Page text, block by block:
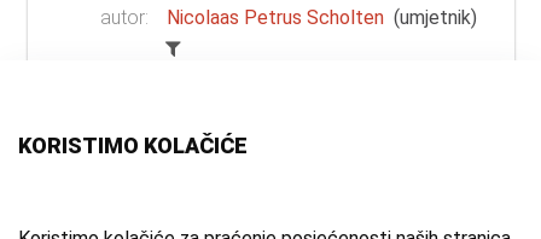
autor:
Nicolaas Petrus Scholten (umjetnik)
tehnika:
ulje
KORISTIMO KOLAČIĆE